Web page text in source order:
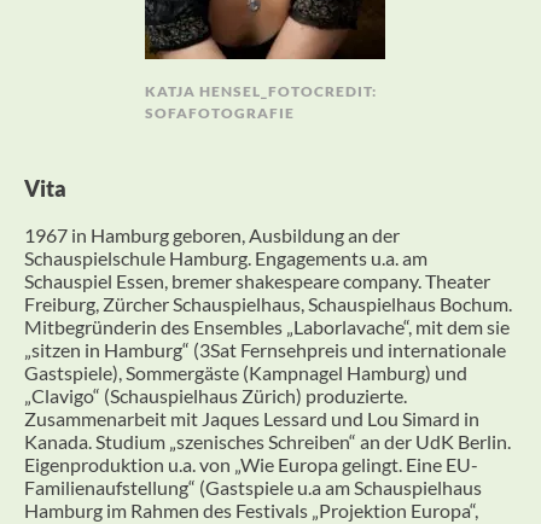
KATJA HENSEL_FOTOCREDIT:
SOFAFOTOGRAFIE
Vita
1967 in Hamburg geboren, Ausbildung an der
Schauspielschule Hamburg. Engagements u.a. am
Schauspiel Essen, bremer shakespeare company. Theater
Freiburg, Zürcher Schauspielhaus, Schauspielhaus Bochum.
Mitbegründerin des Ensembles „Laborlavache“, mit dem sie
„sitzen in Hamburg“ (3Sat Fernsehpreis und internationale
Gastspiele), Sommergäste (Kampnagel Hamburg) und
„Clavigo“ (Schauspielhaus Zürich) produzierte.
Zusammenarbeit mit Jaques Lessard und Lou Simard in
Kanada. Studium „szenisches Schreiben“ an der UdK Berlin.
Eigenproduktion u.a. von „Wie Europa gelingt. Eine EU-
Familienaufstellung“ (Gastspiele u.a am Schauspielhaus
Hamburg im Rahmen des Festivals „Projektion Europa“,